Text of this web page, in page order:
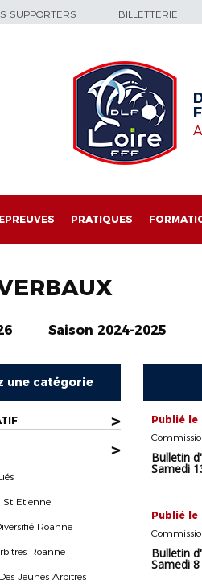
SUPPORTERS BILLETTERIE
EPREUVES PRATIQUES
Saison 2024-2025
une catégorie
>
>
St Etienne
Roanne
Roanne
Jeunes Arbitres
Publié le
Bulletin
Samedi
Publié le
Bulletin
Samedi